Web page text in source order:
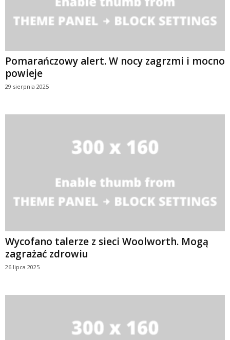
Pomarańczowy alert. W nocy zagrzmi i mocno
powieje
29 sierpnia 2025
Wycofano talerze z sieci Woolworth. Mogą
zagrażać zdrowiu
26 lipca 2025